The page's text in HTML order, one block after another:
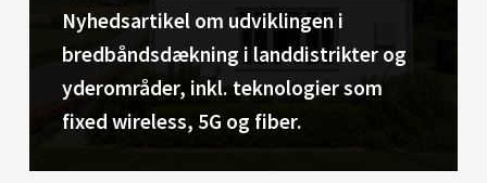
Nyhedsartikel om udviklingen i
bredbåndsdækning i landdistrikter og
yderområder, inkl. teknologier som
fixed wireless, 5G og fiber.